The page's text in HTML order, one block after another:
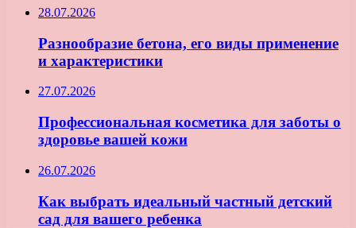
28.07.2026
Разнообразие бетона, его виды применение
и характеристики
27.07.2026
Профессиональная косметика для заботы о
здоровье вашей кожи
26.07.2026
Как выбрать идеальный частный детский
сад для вашего ребенка